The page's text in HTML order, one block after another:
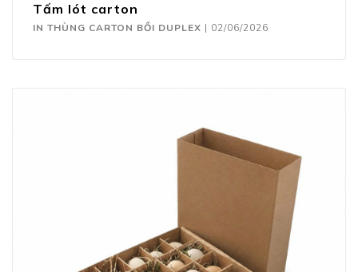
Tấm lót carton
IN THÙNG CARTON BỒI DUPLEX | 02/06/2026